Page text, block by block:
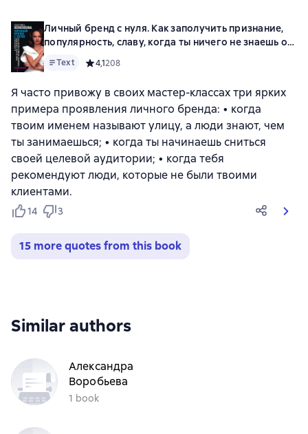
Личный бренд с нуля. Как заполучить признание,
популярность, славу, когда ты ничего не знаешь о
Text Средний рейтинг 4,1 на основе 208 оценок
4,1208
Я часто привожу в своих мастер-классах три ярких
примера проявления личного бренда: • когда
твоим именем называют улицу, а люди знают, чем
ты занимаешься; • когда ты начинаешь сниться
своей целевой аудитории; • когда тебя
рекомендуют люди, которые не были твоими
клиентами.
14 3
15 more quotes from this book
Similar authors
Александра
Воробьева
1 book